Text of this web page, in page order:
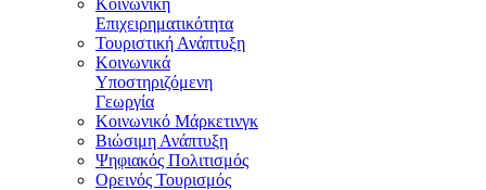
Κοινωνική
Επιχειρηματικότητα
Τουριστική Ανάπτυξη
Κοινωνικά
Υποστηριζόμενη
Γεωργία
Κοινωνικό Μάρκετινγκ
Βιώσιμη Ανάπτυξη
Ψηφιακός Πολιτισμός
Ορεινός Τουρισμός